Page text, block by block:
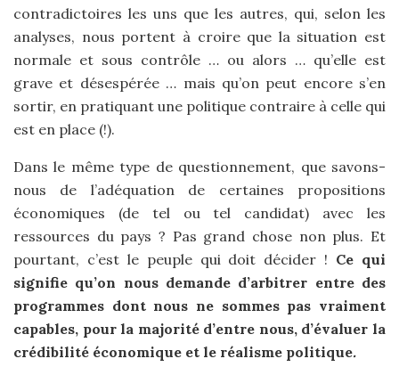
contradictoires les uns que les autres, qui, selon les
analyses, nous portent à croire que la situation est
normale et sous contrôle … ou alors … qu’elle est
grave et désespérée … mais qu’on peut encore s’en
sortir, en pratiquant une politique contraire à celle qui
est en place (!).
Dans le même type de questionnement, que savons-
nous de l’adéquation de certaines propositions
économiques (de tel ou tel candidat) avec les
ressources du pays ? Pas grand chose non plus. Et
pourtant, c’est le peuple qui doit décider ! Ce qui
signifie qu’on nous demande d’arbitrer entre des
programmes dont nous ne sommes pas vraiment
capables, pour la majorité d’entre nous, d’évaluer la
crédibilité économique et le réalisme politique.